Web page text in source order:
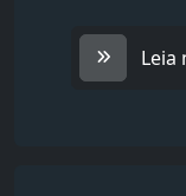
Leia